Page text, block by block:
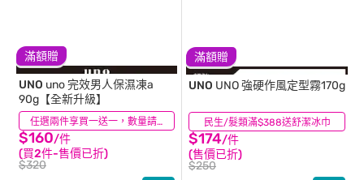
滿額贈
任選兩件享買一送一，數量請選2件
UNO uno 完效男人保濕凍a
90g【全新升級】
$160/件
(買2件-售價已折)
$320
(25)
滿額贈
民生/髮類滿$388送舒潔冰巾
UNO UNO 強硬作風定型霧170g
$174/件
(售價已折)
$250
(26)